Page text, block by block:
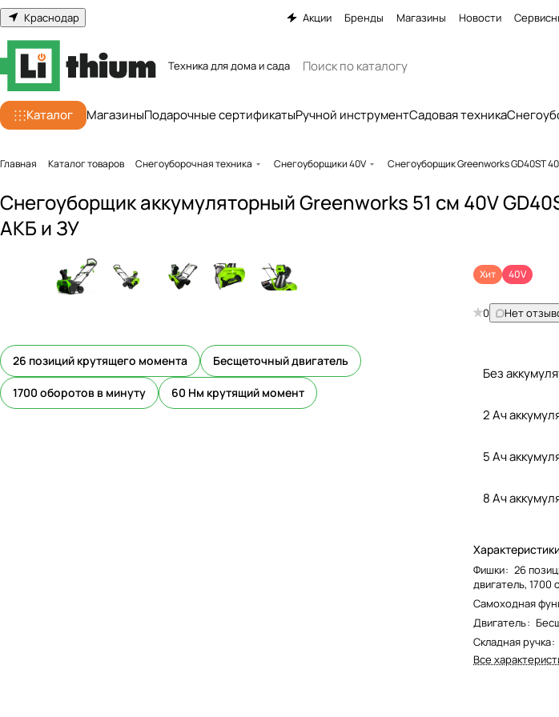
Краснодар Акции Бренды Магазины Новости
Техника для дома и сада
Каталог МагазиныПодарочные сертификатыРучной инструментСадовая техника
Главная Каталог товаров Снегоуборочная техника Снегоуборщики 40V Снегоуборщик Greenworks GD40ST
Снегоуборщик аккумуляторный Greenworks 51 см 40V
АКБ и ЗУ
26 позиций крутящего момента Бесщеточный двигатель
1700 оборотов в минуту 60 Нм крутящий момент
Хит 40V
0 Нет
Без
2 Ач
5 Ач
8 Ач
Фишки: 26
двигатель,
Самоходная
Двигатель:
Складная ручка:
Все